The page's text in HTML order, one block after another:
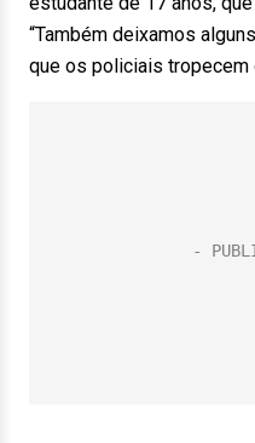
“Também deixamos
que os policiais tropecem